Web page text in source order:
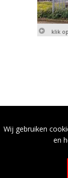
Wij gebruiken
en
klik